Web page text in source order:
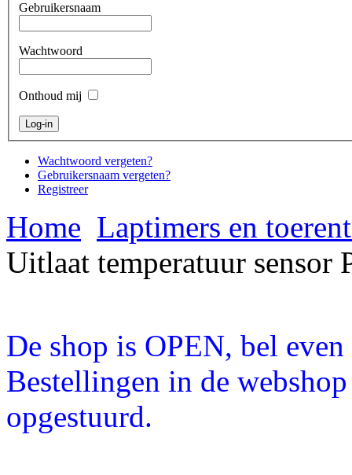
Gebruikersnaam
Wachtwoord
Onthoud mij
Wachtwoord vergeten?
Gebruikersnaam vergeten?
Registreer
Home Laptimers en
Uitlaat temperatuur
De shop is OPEN, bel
Bestellingen in de
opgestuurd.